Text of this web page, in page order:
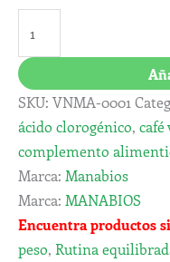
SKU: VNMA-0001
ácido clorogénico, café
complemento
Marca: Manabios
Marca: MANABIOS
Encuentra productos
peso, Rutina